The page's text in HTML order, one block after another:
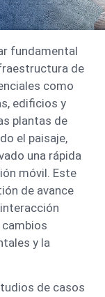
fundamental
de
como
edificios y
plantas de
el paisaje,
una rápida
móvil. Este
de avance
y la
de casos